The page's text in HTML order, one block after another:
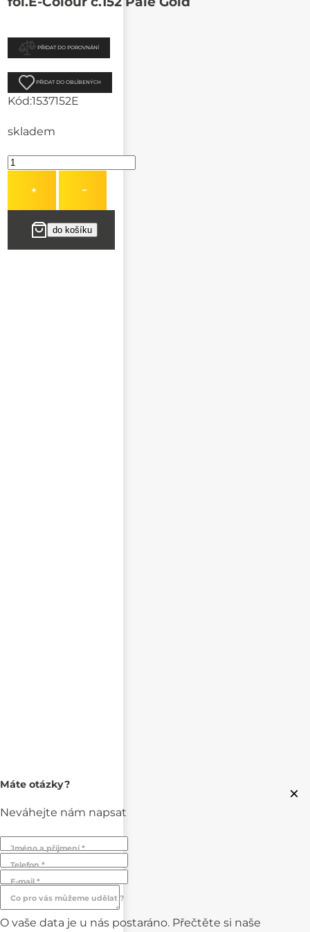
PŘIDAT DO POROVNÁNÍ
PŘIDAT DO OBLÍBENÝCH
Kód:1537152E
skladem
+ −
×
Máte otázky?
Neváhejte nám napsat
Jméno a příjmení *
Telefon *
E-mail *
Co pro vás můžeme udělat ?
O vaše data je u nás postaráno. Přečtěte si naše